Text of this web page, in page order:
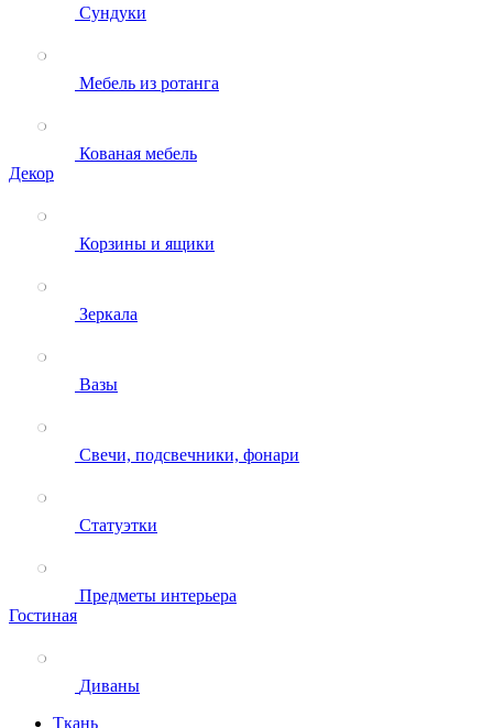
Сундуки
Мебель из ротанга
Кованая мебель
Декор
Корзины и ящики
Зеркала
Вазы
Свечи, подсвечники, фонари
Статуэтки
Предметы интерьера
Гостиная
Диваны
Ткань